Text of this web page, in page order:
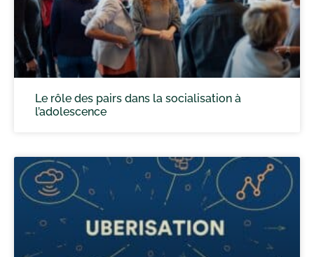
Le rôle des pairs dans la socialisation à
l’adolescence